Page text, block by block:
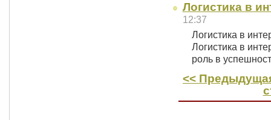
Логистика в
12:37
Логистика в
Логистика в
роль в
<<